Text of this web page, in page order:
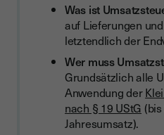
Was ist
auf Lieferungen
letztendlich der
Wer muss
Grundsätzlich alle
Anwendung der
nach § 19 UStG
Jahresumsatz).